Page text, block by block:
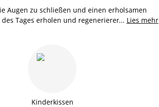
Augen zu schließen und einen erholsamen
Tages erholen und regenerieren. Damit das
Schaum, die für Nackenprobleme optimiert
... Lies mehr
Kinderkissen